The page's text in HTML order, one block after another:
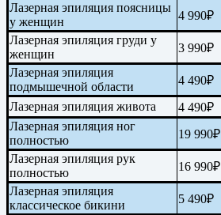
Лазерная эпиляция поясницы
у женщин
4 990₽
Лазерная эпиляция груди у
женщин
3 990₽
Лазерная эпиляция
подмышечной области
4 490₽
Лазерная эпиляция живота
4 490₽
Лазерная эпиляция ног
полностью
19 990₽
Лазерная эпиляция рук
полностью
16 990₽
Лазерная эпиляция
классическое бикини
5 490₽